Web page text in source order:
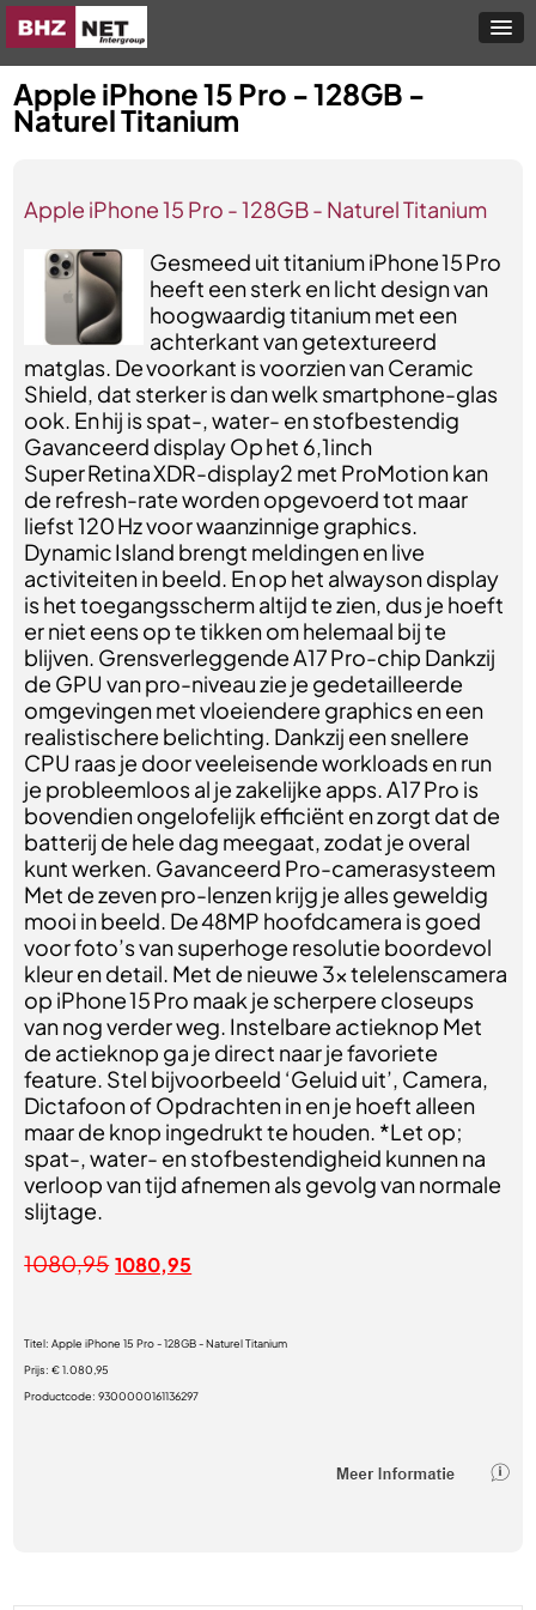
Apple iPhone 15 Pro - 128GB -
Naturel Titanium
Apple iPhone 15 Pro - 128GB - Naturel Titanium
Gesmeed uit titanium iPhone 15 Pro
heeft een sterk en licht design van
hoogwaardig titanium met een
achterkant van getextureerd
matglas. De voorkant is voorzien van Ceramic
Shield, dat sterker is dan welk smartphone-glas
ook. En hij is spat-, water- en stofbestendig
Gavanceerd display Op het 6,1inch
Super Retina XDR-display2 met ProMotion kan
de refresh-rate worden opgevoerd tot maar
liefst 120 Hz voor waanzinnige graphics.
Dynamic Island brengt meldingen en live
activiteiten in beeld. En op het alwayson display
is het toegangsscherm altijd te zien, dus je hoeft
er niet eens op te tikken om helemaal bij te
blijven. Grensverleggende A17 Pro-chip Dankzij
de GPU van pro-niveau zie je gedetailleerde
omgevingen met vloeiendere graphics en een
realistischere belichting. Dankzij een snellere
CPU raas je door veeleisende workloads en run
je probleemloos al je zakelijke apps. A17 Pro is
bovendien ongelofelijk efficiënt en zorgt dat de
batterij de hele dag meegaat, zodat je overal
kunt werken. Gavanceerd Pro-camerasysteem
Met de zeven pro-lenzen krijg je alles geweldig
mooi in beeld. De 48MP hoofdcamera is goed
voor foto’s van superhoge resolutie boordevol
kleur en detail. Met de nieuwe 3x telelenscamera
op iPhone 15 Pro maak je scherpere closeups
van nog verder weg. Instelbare actieknop Met
de actieknop ga je direct naar je favoriete
feature. Stel bijvoorbeeld ‘Geluid uit’, Camera,
Dictafoon of Opdrachten in en je hoeft alleen
maar de knop ingedrukt te houden. *Let op;
spat-, water- en stofbestendigheid kunnen na
verloop van tijd afnemen als gevolg van normale
slijtage.
1080,95 1080,95
Titel:Apple iPhone 15 Pro - 128GB - Naturel Titanium
Prijs:€ 1.080,95
Productcode:9300000161136297